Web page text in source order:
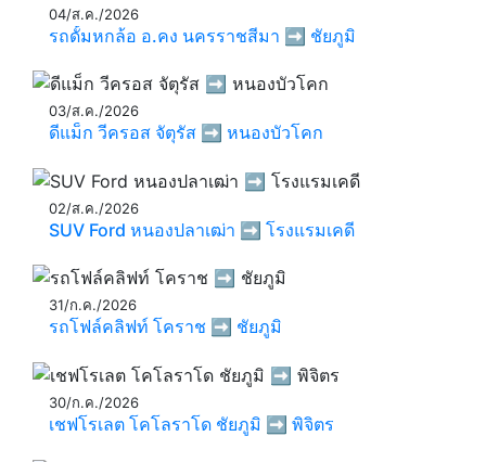
04/ส.ค./2026
รถดั้มหกล้อ อ.คง นครราชสีมา ➡️ ชัยภูมิ
03/ส.ค./2026
ดีแม็ก วีครอส จัตุรัส ➡️ หนองบัวโคก
02/ส.ค./2026
SUV Ford หนองปลาเฒ่า ➡️ โรงแรมเคดี
31/ก.ค./2026
รถโฟล์คลิฟท์ โคราช ➡️ ชัยภูมิ
30/ก.ค./2026
เชฟโรเลต โคโลราโด ชัยภูมิ ➡️ พิจิตร